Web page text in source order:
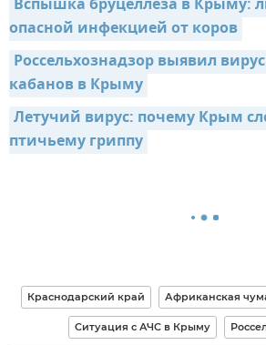
Вспышка бруцеллеза в Крыму:
опасной инфекцией от коров
Россельхознадзор выявил
кабанов в Крыму
Летучий вирус: почему Крым
птичьему гриппу
Краснодарский край Африканская
Ситуация с АЧС в Крыму